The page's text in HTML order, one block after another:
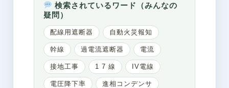
検索されているワード（みんなの
疑問）
配線用遮断器 自動火災報知
幹線 過電流遮断器 電流
接地工事 1 7 線 IV電線
電圧降下率 進相コンデンサ